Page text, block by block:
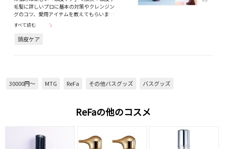
毛髪に詳しいプロに基本の対策やクレンジン
グのコツ、愛用アイテムを教えてもらいま…
すべて読む
頭皮ケア
30000円～ MTG ReFa その他バスグッズ バスグッズ
ReFaの他のコスメ